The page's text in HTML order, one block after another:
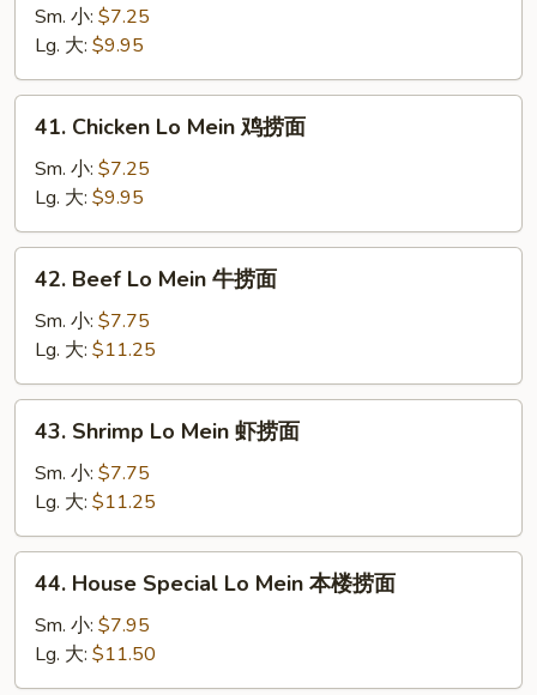
Lo
Mein
叉
烧
Sm. 小: $7.25
Lg. 大: $9.95
Chicken
Lo
Mein
鸡
捞
41. Chicken Lo Mein 鸡捞面
Sm. 小: $7.25
Lg. 大: $9.95
Beef
Lo
Mein
牛
捞
42. Beef Lo Mein 牛捞面
Sm. 小: $7.75
Lg. 大: $11.25
Shrimp
Lo
Mein
虾
捞
43. Shrimp Lo Mein 虾捞面
Sm. 小: $7.75
Lg. 大: $11.25
House
Special
Mein
44. House Special Lo Mein 本楼捞面
Sm. 小: $7.95
Lg. 大: $11.50